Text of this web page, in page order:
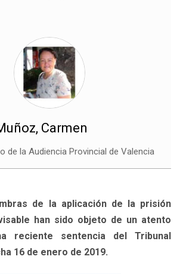
Carmen
de la Audiencia Provincial de Valencia
de la aplicación de la prisión
han sido objeto de un atento
reciente sentencia del Tribunal
16 de enero de 2019.